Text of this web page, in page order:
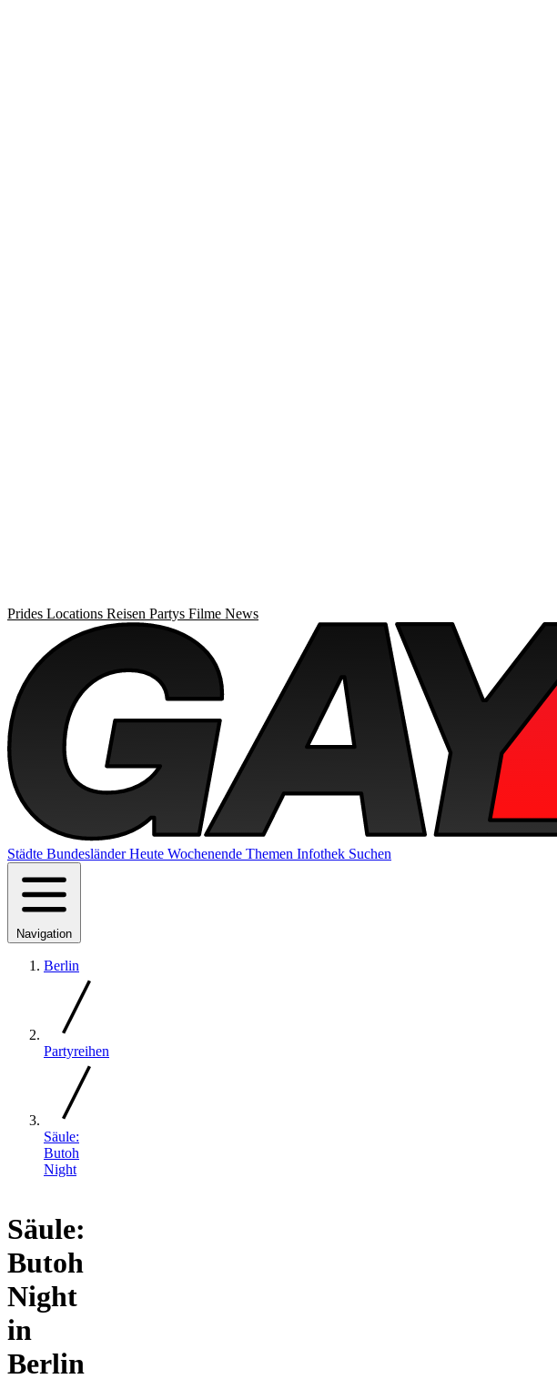
Prides Locations Reisen Partys Filme News
Städte BundesländerHeute Wochenende Themen Infothek Suchen
Navigation
Berlin
Partyreihen
Säule:
Butoh
Night
Säule:
Butoh
Night
in
Berlin